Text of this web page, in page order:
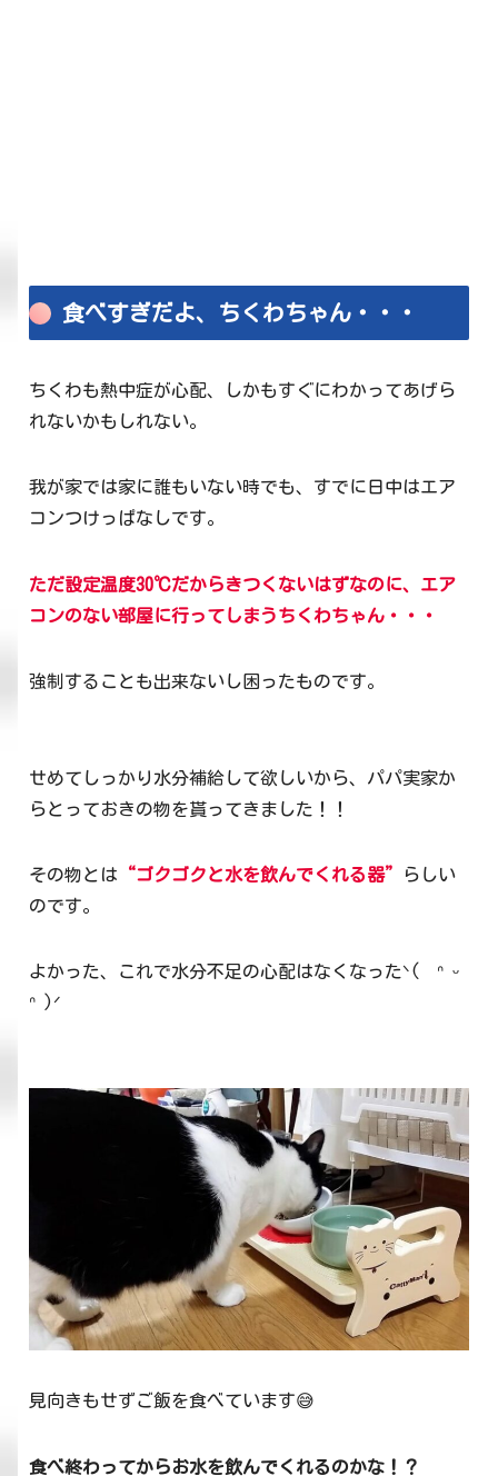
食べすぎだよ、ちくわちゃん・・・
ちくわも熱中症が心配、しかもすぐにわかってあげら
れないかもしれない。
我が家では家に誰もいない時でも、すでに日中はエア
コンつけっぱなしです。
ただ設定温度30℃だからきつくないはずなのに、 エア
コンのない部屋に行ってしまうちくわちゃん・・・
強制することも出来ないし困ったものです。
せめてしっかり水分補給して欲しいから、パパ実家か
らとっておきの物を貰ってきました！！
その物とは “ゴクゴクと水を飲んでくれる器”
らしい
のです。
よかった、これで水分不足の心配はなくなったᐠ( ᐢ ᵕ
ᐢ )ᐟ
見向きもせずご飯を食べています😅
食べ終わってからお水を飲んでくれるのかな！？